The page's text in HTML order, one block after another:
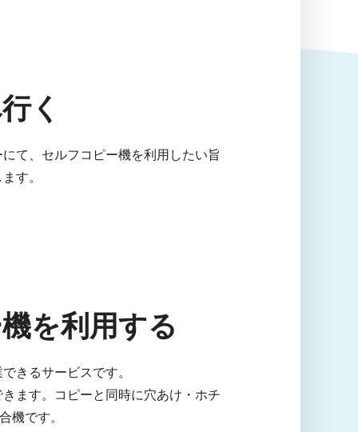
く
て、セルフコピー機を利用したい旨
す。
を利用する
きるサービスです。
ます。コピーと同時に穴あけ・ホチ
機です。